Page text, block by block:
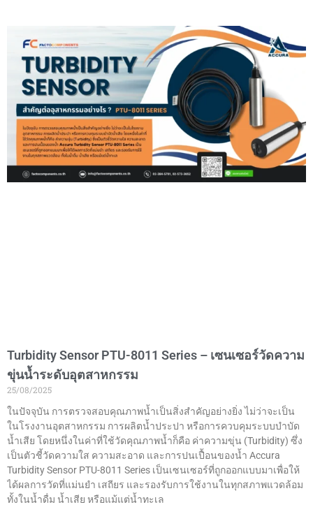
Turbidity Sensor PTU-8011 Series – เซนเซอร์วัดความ
ขุ่นน้ำระดับอุตสาหกรรม
25/08/2025
ในปัจจุบัน การตรวจสอบคุณภาพน้ำเป็นสิ่งสำคัญอย่างยิ่ง ไม่ว่าจะเป็น
ในโรงงานอุตสาหกรรม การผลิตน้ำประปา หรือการควบคุมระบบบำบัด
น้ำเสีย โดยหนึ่งในค่าที่ใช้วัดคุณภาพน้ำก็คือ ค่าความขุ่น (Turbidity) ซึ่ง
เป็นตัวชี้วัดความใส ความสะอาด และการปนเปื้อนของน้ำ Accura
Turbidity Sensor PTU-8011 Series เป็นเซนเซอร์ที่ถูกออกแบบมาเพื่อให้
ได้ผลการวัดที่แม่นยำ เสถียร และรองรับการใช้งานในทุกสภาพแวดล้อม
ทั้งในน้ำดื่ม น้ำเสีย หรือแม้แต่น้ำทะเล